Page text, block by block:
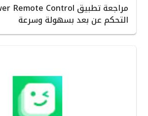
التحكم عن بعد بسهولة وسرعة